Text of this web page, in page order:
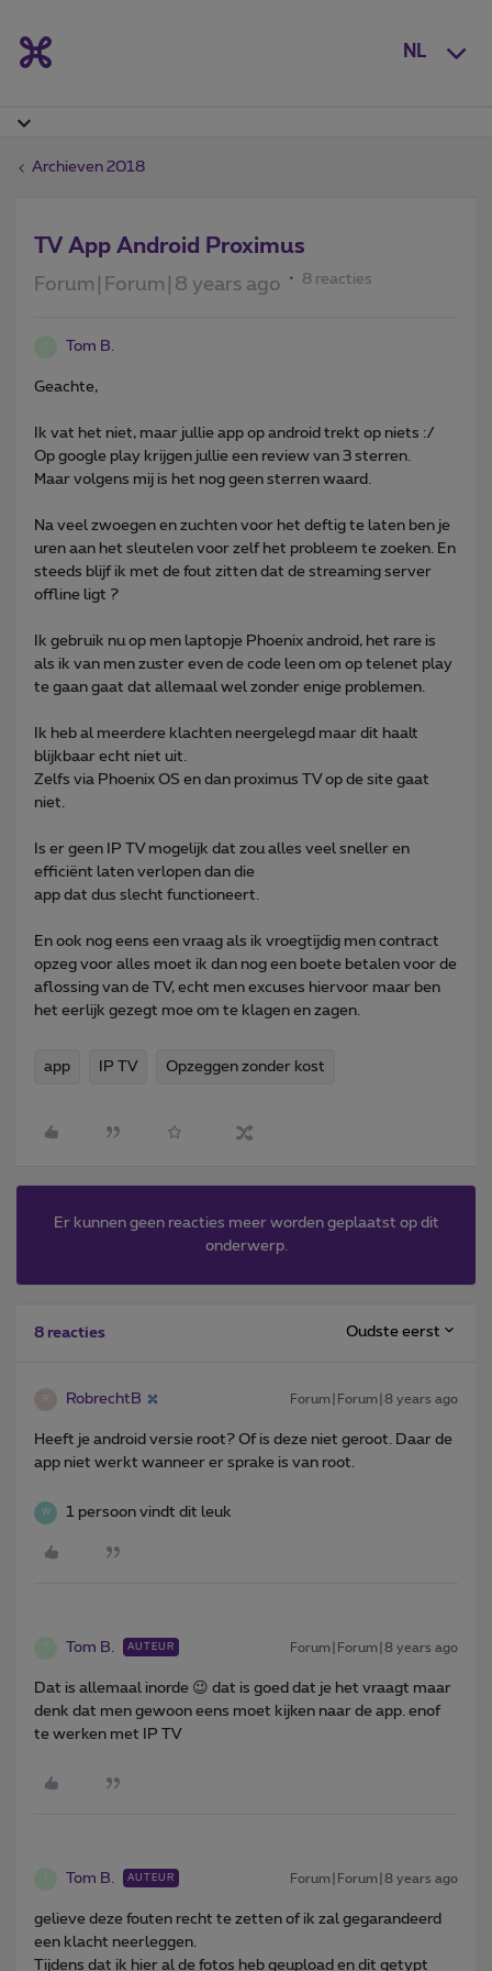
NL
Archieven 2018
TV App Android Proximus
Forum|Forum|8 years ago 8 reacties
Tom B.
Geachte,
Ik vat het niet, maar jullie app op android trekt op niets :/
Op google play krijgen jullie een review van 3 sterren.
Maar volgens mij is het nog geen sterren waard.
Na veel zwoegen en zuchten voor het deftig te laten ben je
uren aan het sleutelen voor zelf het probleem te zoeken. En
steeds blijf ik met de fout zitten dat de streaming server
offline ligt ?
Ik gebruik nu op men laptopje Phoenix android, het rare is
als ik van men zuster even de code leen om op telenet play
te gaan gaat dat allemaal wel zonder enige problemen.
Ik heb al meerdere klachten neergelegd maar dit haalt
blijkbaar echt niet uit.
Zelfs via Phoenix OS en dan proximus TV op de site gaat
niet.
Is er geen IP TV mogelijk dat zou alles veel sneller en
efficiënt laten verlopen dan die
app dat dus slecht functioneert.
En ook nog eens een vraag als ik vroegtijdig men contract
opzeg voor alles moet ik dan nog een boete betalen voor de
aflossing van de TV, echt men excuses hiervoor maar ben
het eerlijk gezegt moe om te klagen en zagen.
app IP TV Opzeggen zonder kost
Er kunnen geen reacties meer worden geplaatst op dit
onderwerp.
8 reacties Oudste eerst
RobrechtB Forum|Forum|8 years ago
Heeft je android versie root? Of is deze niet geroot. Daar de
app niet werkt wanneer er sprake is van root.
W 1 persoon vindt dit leuk
Tom B. AUTEUR Forum|Forum|8 years ago
Dat is allemaal inorde 😉 dat is goed dat je het vraagt maar
denk dat men gewoon eens moet kijken naar de app. enof
te werken met IP TV
Tom B. AUTEUR Forum|Forum|8 years ago
gelieve deze fouten recht te zetten of ik zal gegarandeerd
een klacht neerleggen.
Tijdens dat ik hier al de fotos heb geupload en dit getypt